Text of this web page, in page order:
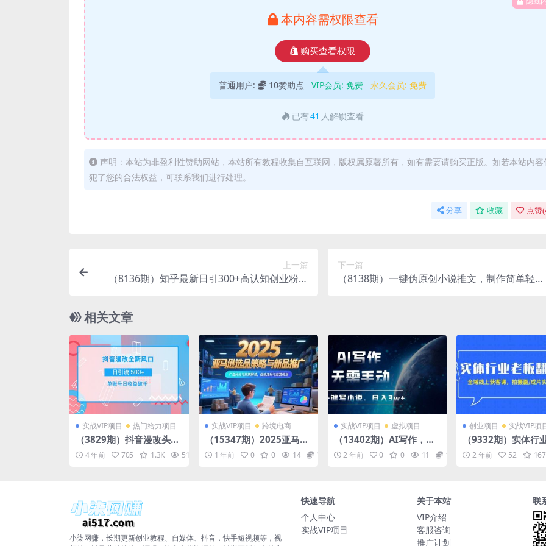
本内容需权限查看
购买查看权限
普通用户: 10赞助点 VIP会员: 免费 永久会员: 免费
已有41 人解锁查看
声明：本站为非盈利性赞助网站，本站所有教程收集自互联网，版权属原著所有，如有需要请购买正版。如若本站内容
犯了您的合法权益，可联系我们进行处理。
分享 收藏 点赞(
上一篇
（8136期）知乎最新日引300+高认知创业粉，
下一篇
（8138期）一键伪原创小说推文，制作简单轻松
相关文章
实战VIP项目 热门给力项目
（3829期）抖音漫改头
像，实操日收益破千，日
引流微信500+一天收入27
4 年前 705 1.3K 51.4K 10
实战VIP项目 跨境电商
（15347期）2025亚马逊
选品策略与新品推广，广
告优化与政策解读，促销
1 年前 0 0 14 10
实战VIP项目 虚拟项目
（13402期）AI写作，无
需手动，一键写小说，月
入3w+
2 年前 0 0 11 10
创业项目 实战VIP项
（9332期）实体行
翻身仗：全域-线上
课，拍摄篇/成片实
2 年前 52 167
小柒网赚，长期更新创业教程、自媒体、抖音，快手短视频等，视
快速导航
个人中心
实战VIP项目
关于本站
VIP介绍
客服咨询
推广计划
联